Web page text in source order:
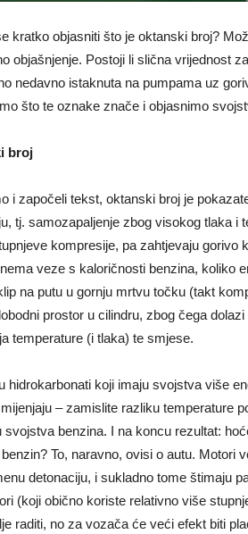
kratko objasniti što je oktanski broj?
objašnjenje. Postoji li slična vrijednost
nedavno istaknuta na pumpama uz
što te oznake znače i objasnimo
broj
i započeli tekst, oktanski broj je
tj. samozapaljenje zbog visokog tlaka
kompresije, pa zahtjevaju gorivo
veze s kaloričnosti benzina, koliko
na putu u gornju mrtvu točku (takt
prostor u cilindru, zbog čega
temperature (i tlaka) te smjese.
hidrokarbonati koji imaju svojstva više
– zamislite razliku temperature
svojstva benzina. I na koncu rezultat:
To, naravno, ovisi o autu. Motori
detonaciju, i sukladno tome štimaju
(koji obično koriste relativno više
raditi, no za vozača će veći efekt biti